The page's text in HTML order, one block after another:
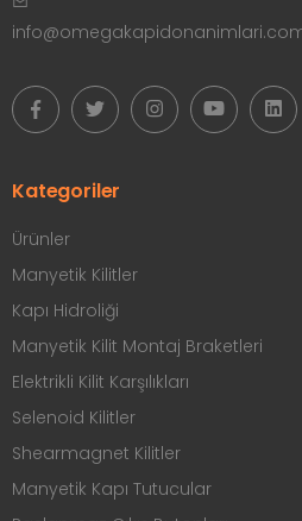
Omega Door Hardware
System Technology For The Door
Çağlayan Mah Cihanşah Sok. No:
3/A Kağıthane - İstanbul / Türkiye
+90 212 225 49 45